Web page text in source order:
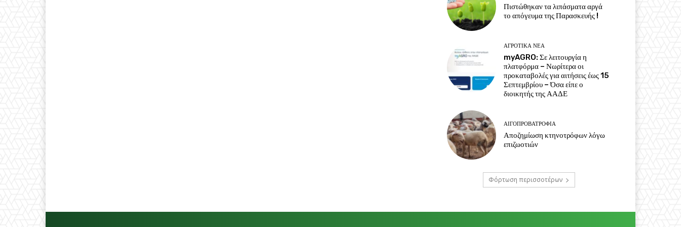
Πιστώθηκαν τα λιπάσματα αργά
το απόγευμα της Παρασκευής !
ΑΓΡΟΤΙΚΆ ΝΈΑ
myAGRO: Σε λειτουργία η
πλατφόρμα – Νωρίτερα οι
προκαταβολές για αιτήσεις έως 15
Σεπτεμβρίου – Όσα είπε ο
διοικητής της ΑΑΔΕ
ΑΙΓΟΠΡΟΒΑΤΡΟΦΊΑ
Αποζημίωση κτηνοτρόφων λόγω
επιζωοτιών
Φόρτωση περισσοτέρων